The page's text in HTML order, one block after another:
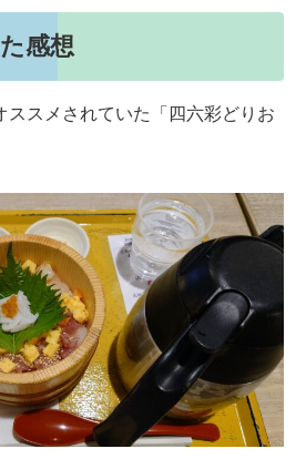
感想
ススメされていた「四六彩どりお